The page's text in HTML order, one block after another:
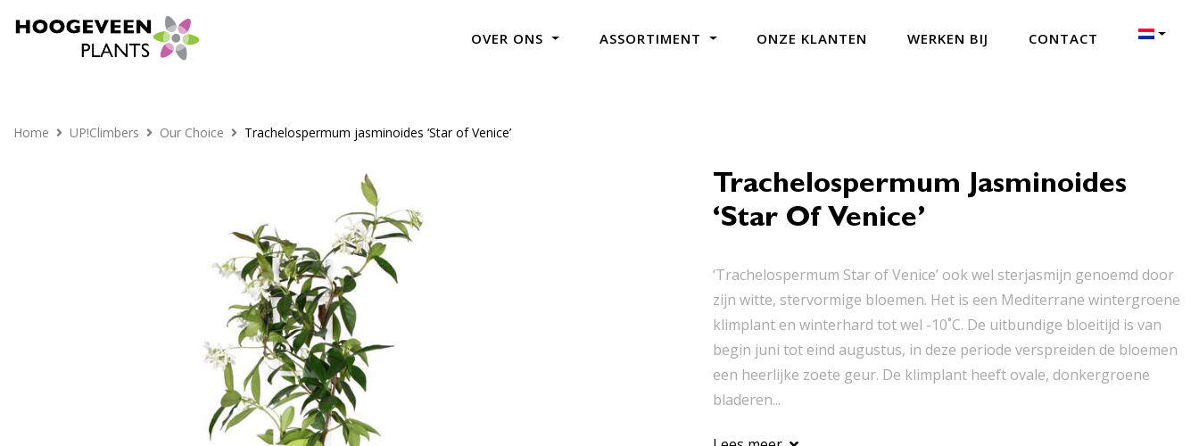
OVER ONS ASSORTIMENT ONZE KLANTEN WERKEN BIJ CONTACT
Home UP!Climbers Our Choice Trachelospermum jasminoides ‘Star of Venice’
Trachelospermum Jasminoides
‘Star Of Venice’
‘Trachelospermum Star of Venice’ ook wel sterjasmijn genoemd door
zijn witte, stervormige bloemen. Het is een Mediterrane wintergroene
klimplant en winterhard tot wel -10˚C. De uitbundige bloeitijd is van
begin juni tot eind augustus, in deze periode verspreiden de bloemen
een heerlijke zoete geur. De klimplant heeft ovale, donkergroene
bladeren...